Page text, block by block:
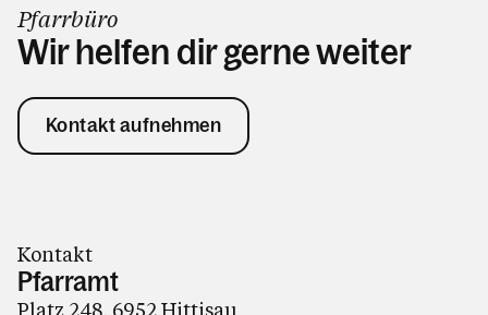
Pfarrbüro
Wir helfen dir gerne weiter
Kontakt aufnehmen
Kontakt
Pfarramt
Platz 248, 6952 Hittisau